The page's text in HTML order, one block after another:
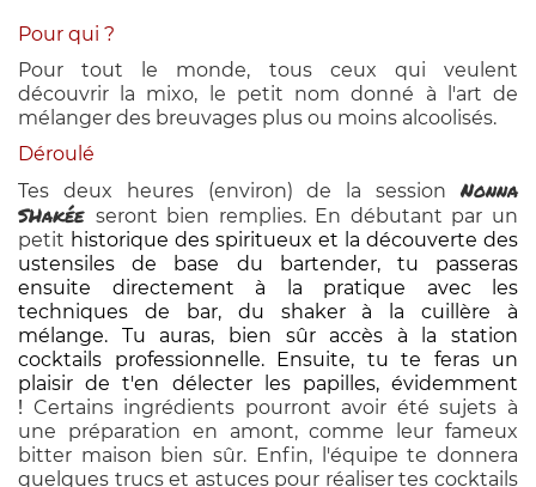
Pour qui ?
Pour tout le monde, tous ceux qui veulent
découvrir la mixo, le petit nom donné à l'art de
mélanger des breuvages plus ou moins alcoolisés.
Déroulé
Tes deux heures (environ) de la session Nonna
SHakée seront bien remplies. En débutant par un
petit historique des spiritueux et la découverte des
ustensiles de base du bartender, tu passeras
ensuite directement à la pratique avec les
techniques de bar, du shaker à la cuillère à
mélange. Tu auras, bien sûr accès à la station
cocktails professionnelle. Ensuite, tu te feras un
plaisir de t'en délecter les papilles, évidemment
! Certains ingrédients pourront avoir été sujets à
une préparation en amont, comme leur fameux
bitter maison bien sûr. Enfin, l'équipe te donnera
quelques trucs et astuces pour réaliser tes cocktails